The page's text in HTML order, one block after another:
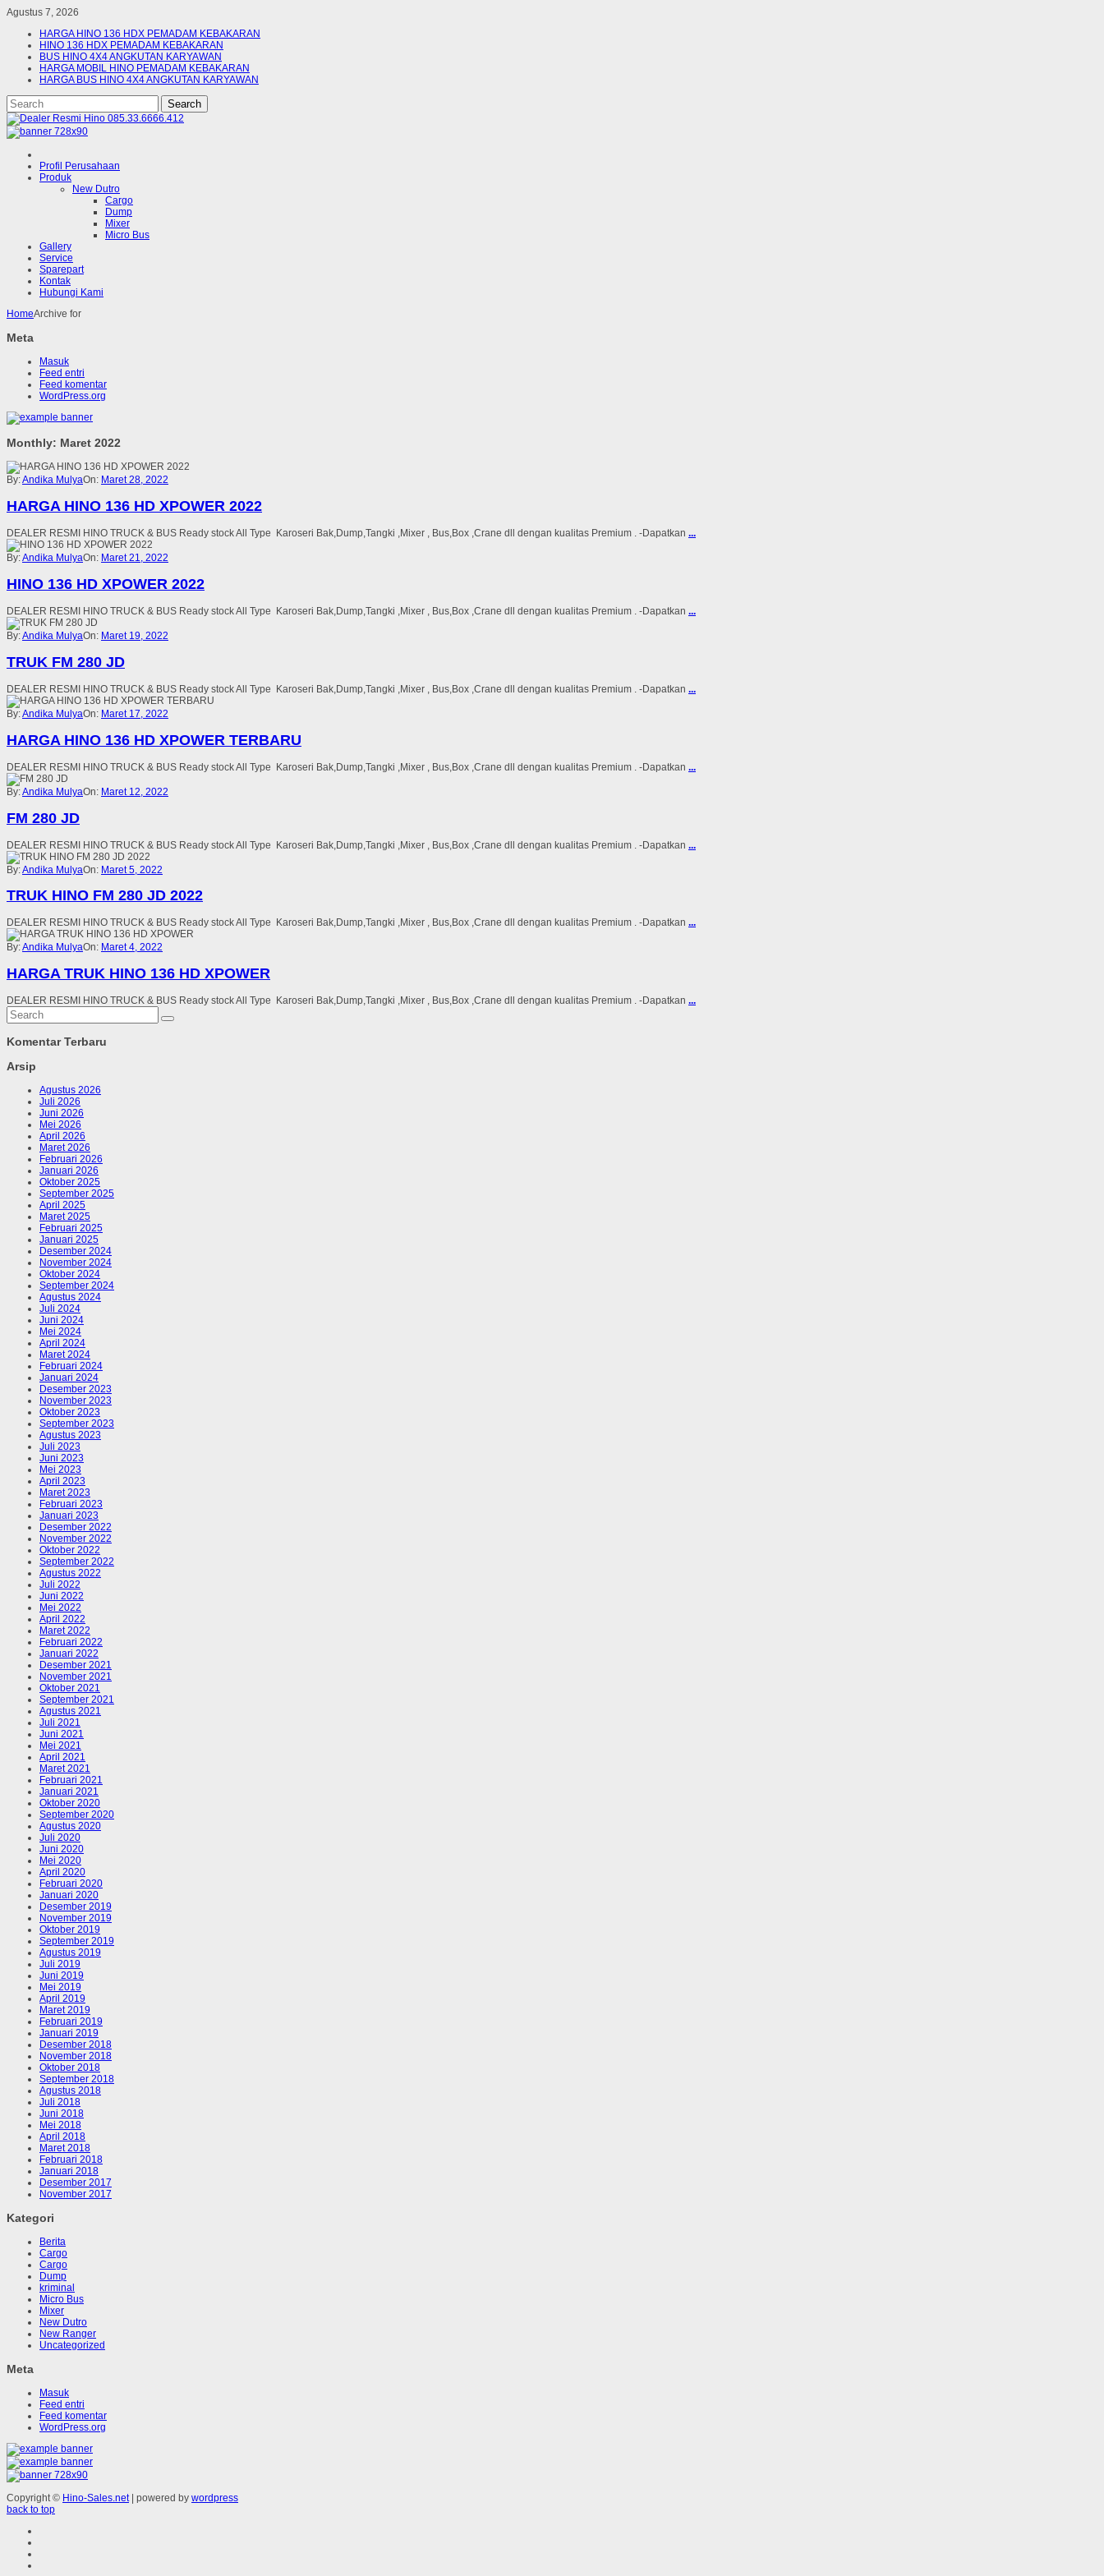
Agustus 7, 2026
HARGA HINO 136 HDX PEMADAM KEBAKARAN
HINO 136 HDX PEMADAM KEBAKARAN
BUS HINO 4X4 ANGKUTAN KARYAWAN
HARGA MOBIL HINO PEMADAM KEBAKARAN
HARGA BUS HINO 4X4 ANGKUTAN KARYAWAN
Profil Perusahaan
Produk
New Dutro
Cargo
Dump
Mixer
Micro Bus
Gallery
Service
Sparepart
Kontak
Hubungi Kami
HomeArchive for
Meta
Masuk
Feed entri
Feed komentar
WordPress.org
Monthly: Maret 2022
By:Andika MulyaOn: Maret 28, 2022
HARGA HINO 136 HD XPOWER 2022
DEALER RESMI HINO TRUCK & BUS Ready stock All Type Karoseri Bak,Dump,Tangki ,Mixer , Bus,Box ,Crane dll dengan kualitas Premium . -Dapatkan ...
By:Andika MulyaOn: Maret 21, 2022
HINO 136 HD XPOWER 2022
DEALER RESMI HINO TRUCK & BUS Ready stock All Type Karoseri Bak,Dump,Tangki ,Mixer , Bus,Box ,Crane dll dengan kualitas Premium . -Dapatkan ...
By:Andika MulyaOn: Maret 19, 2022
TRUK FM 280 JD
DEALER RESMI HINO TRUCK & BUS Ready stock All Type Karoseri Bak,Dump,Tangki ,Mixer , Bus,Box ,Crane dll dengan kualitas Premium . -Dapatkan ...
By:Andika MulyaOn: Maret 17, 2022
HARGA HINO 136 HD XPOWER TERBARU
DEALER RESMI HINO TRUCK & BUS Ready stock All Type Karoseri Bak,Dump,Tangki ,Mixer , Bus,Box ,Crane dll dengan kualitas Premium . -Dapatkan ...
By:Andika MulyaOn: Maret 12, 2022
FM 280 JD
DEALER RESMI HINO TRUCK & BUS Ready stock All Type Karoseri Bak,Dump,Tangki ,Mixer , Bus,Box ,Crane dll dengan kualitas Premium . -Dapatkan ...
By:Andika MulyaOn: Maret 5, 2022
TRUK HINO FM 280 JD 2022
DEALER RESMI HINO TRUCK & BUS Ready stock All Type Karoseri Bak,Dump,Tangki ,Mixer , Bus,Box ,Crane dll dengan kualitas Premium . -Dapatkan ...
By:Andika MulyaOn: Maret 4, 2022
HARGA TRUK HINO 136 HD XPOWER
DEALER RESMI HINO TRUCK & BUS Ready stock All Type Karoseri Bak,Dump,Tangki ,Mixer , Bus,Box ,Crane dll dengan kualitas Premium . -Dapatkan ...
Komentar Terbaru
Arsip
Agustus 2026
Juli 2026
Juni 2026
Mei 2026
April 2026
Maret 2026
Februari 2026
Januari 2026
Oktober 2025
September 2025
April 2025
Maret 2025
Februari 2025
Januari 2025
Desember 2024
November 2024
Oktober 2024
September 2024
Agustus 2024
Juli 2024
Juni 2024
Mei 2024
April 2024
Maret 2024
Februari 2024
Januari 2024
Desember 2023
November 2023
Oktober 2023
September 2023
Agustus 2023
Juli 2023
Juni 2023
Mei 2023
April 2023
Maret 2023
Februari 2023
Januari 2023
Desember 2022
November 2022
Oktober 2022
September 2022
Agustus 2022
Juli 2022
Juni 2022
Mei 2022
April 2022
Maret 2022
Februari 2022
Januari 2022
Desember 2021
November 2021
Oktober 2021
September 2021
Agustus 2021
Juli 2021
Juni 2021
Mei 2021
April 2021
Maret 2021
Februari 2021
Januari 2021
Oktober 2020
September 2020
Agustus 2020
Juli 2020
Juni 2020
Mei 2020
April 2020
Februari 2020
Januari 2020
Desember 2019
November 2019
Oktober 2019
September 2019
Agustus 2019
Juli 2019
Juni 2019
Mei 2019
April 2019
Maret 2019
Februari 2019
Januari 2019
Desember 2018
November 2018
Oktober 2018
September 2018
Agustus 2018
Juli 2018
Juni 2018
Mei 2018
April 2018
Maret 2018
Februari 2018
Januari 2018
Desember 2017
November 2017
Kategori
Berita
Cargo
Cargo
Dump
kriminal
Micro Bus
Mixer
New Dutro
New Ranger
Uncategorized
Meta
Masuk
Feed entri
Feed komentar
WordPress.org
Copyright © Hino-Sales.net| powered by wordpress
back to top